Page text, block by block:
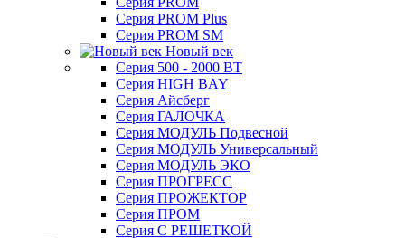
Серия PROM Plus
Серия PROM SM
Новый век
Серия 500 - 2000 ВТ
Серия HIGH BAY
Серия Айсберг
Серия ГАЛОЧКА
Серия МОДУЛЬ Подвесной
Серия МОДУЛЬ Универсальный
Серия МОДУЛЬ ЭКО
Серия ПРОГРЕСС
Серия ПРОЖЕКТОР
Серия ПРОМ
Серия С РЕШЕТКОЙ